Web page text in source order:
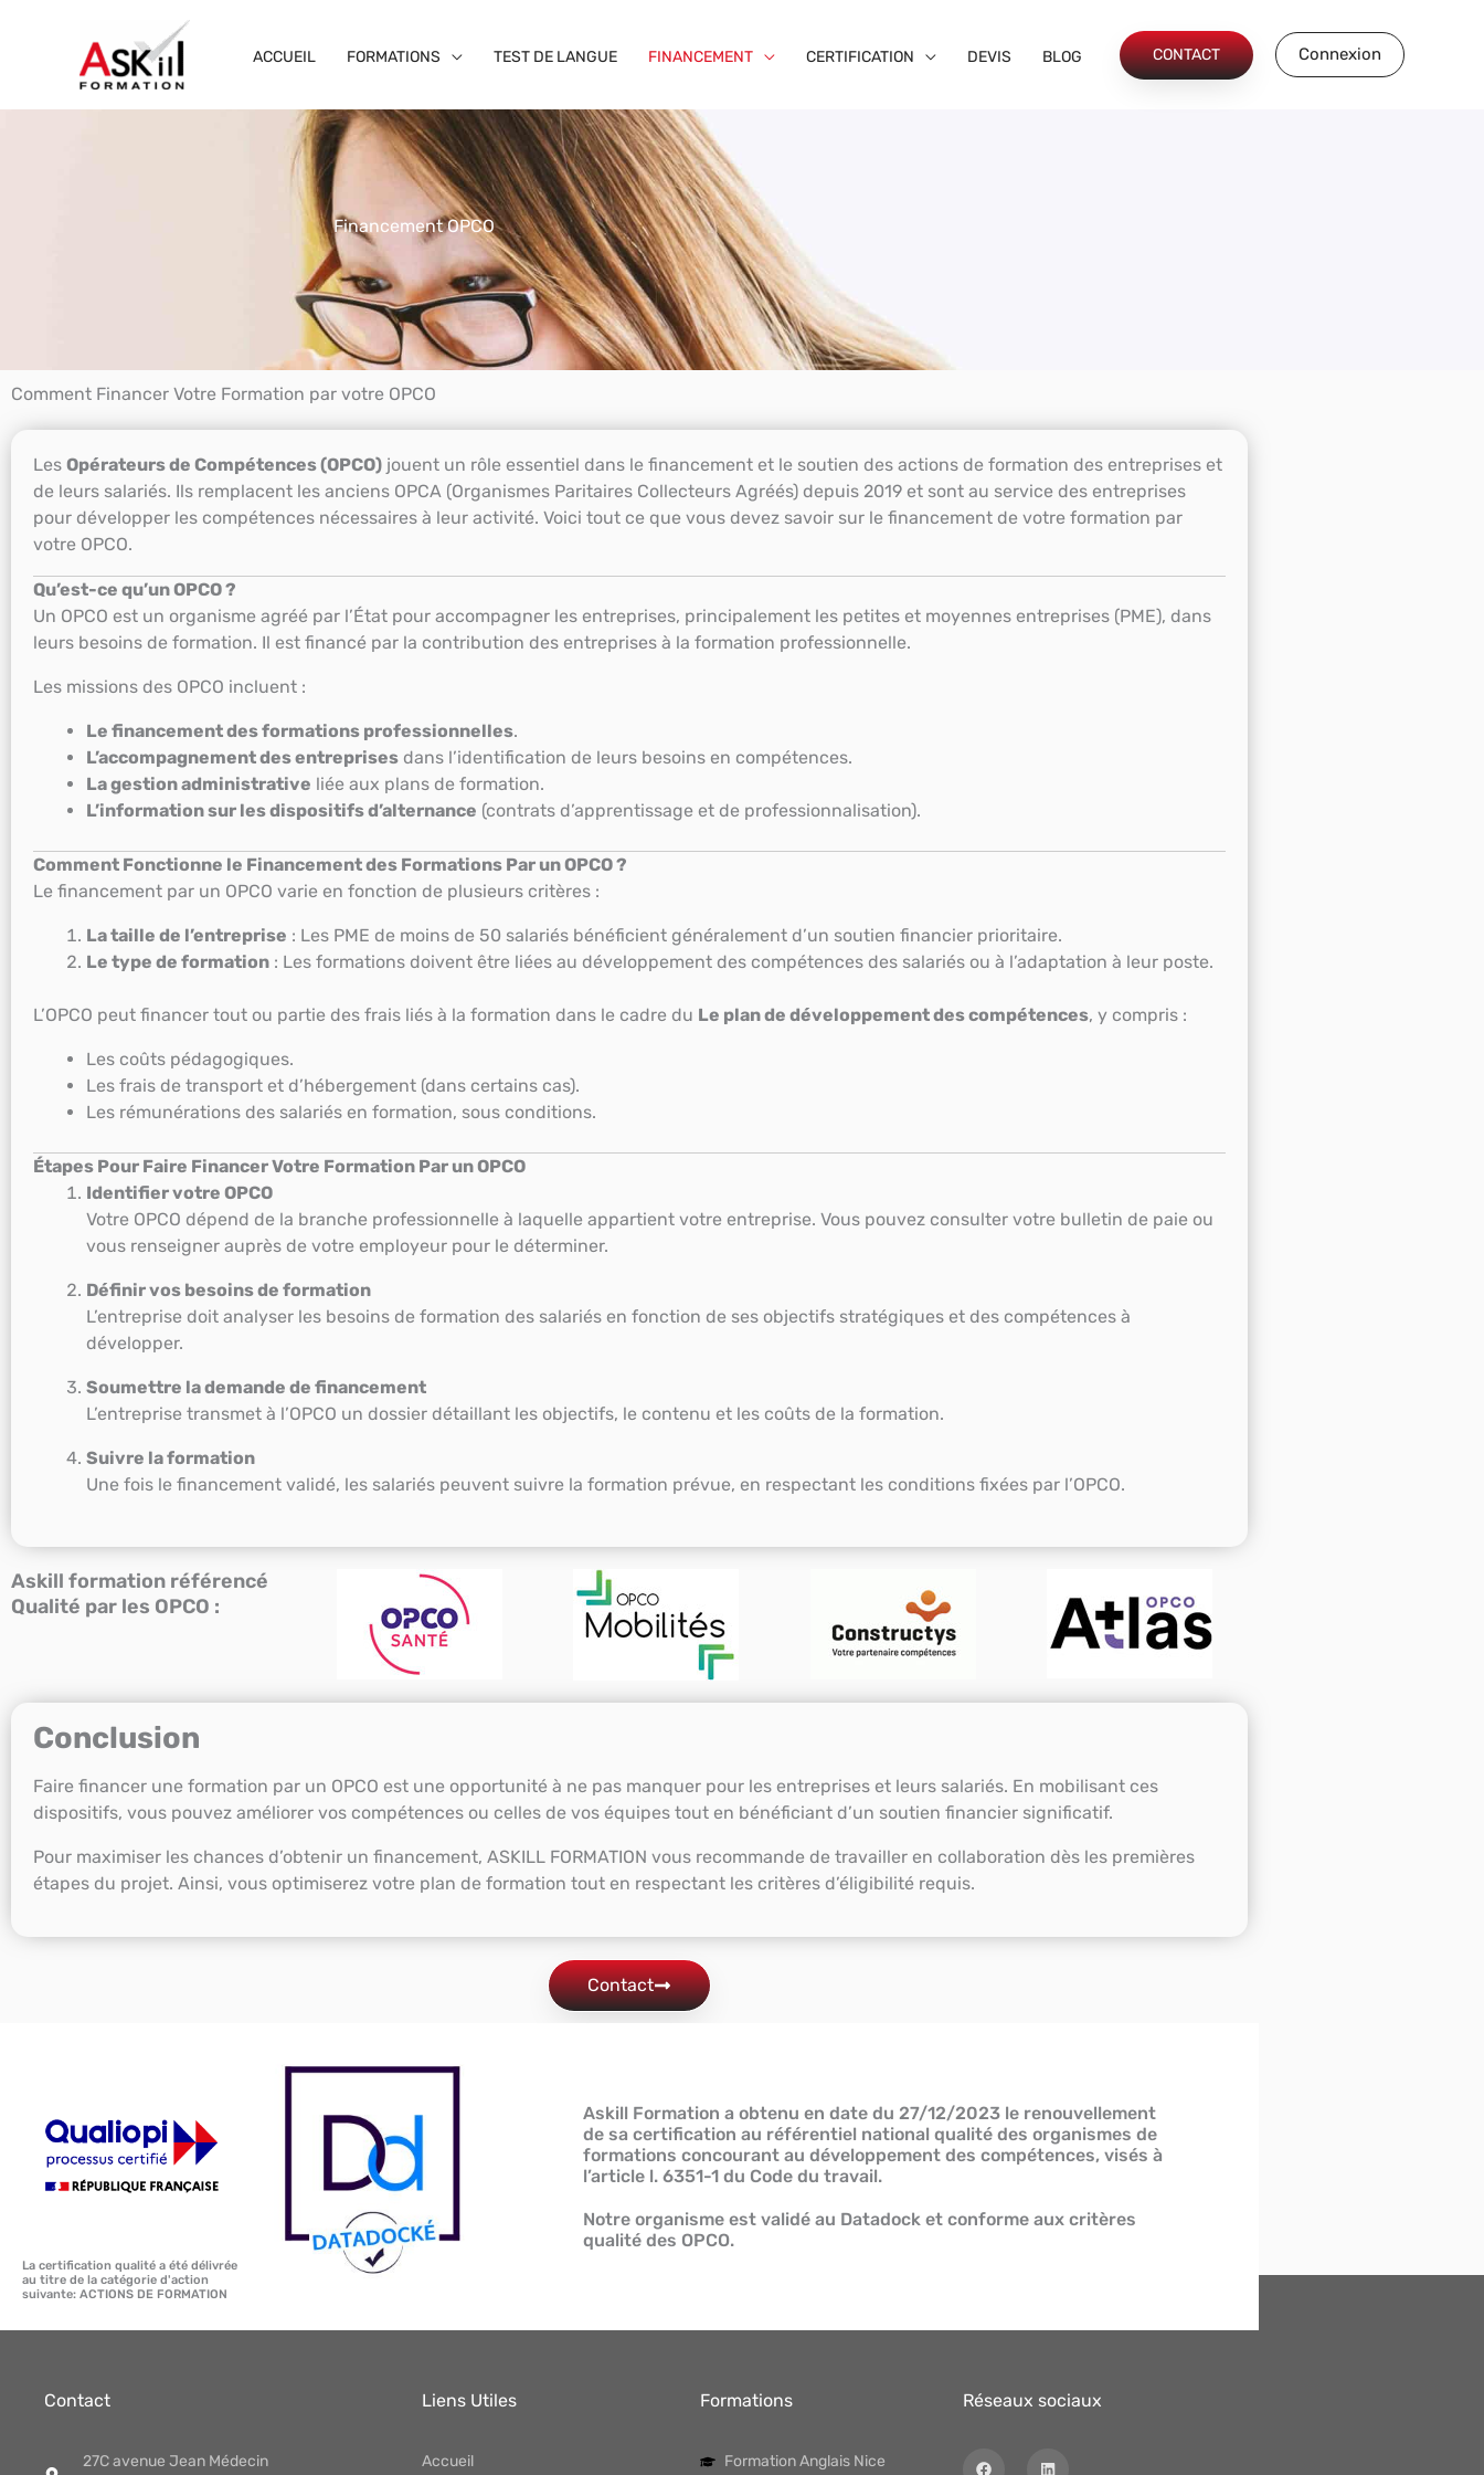
ACCUEIL FORMATIONS TEST DE LANGUE FINANCEMENT CERTIFICATION DEVIS BLOG CONTACT Connexion
Financement OPCO
Comment Financer Votre Formation par votre OPCO
Les Opérateurs de Compétences (OPCO) jouent un rôle essentiel dans le financement et le soutien des actions de formation des entreprises et
de leurs salariés. Ils remplacent les anciens OPCA (Organismes Paritaires Collecteurs Agréés) depuis 2019 et sont au service des entreprises
pour développer les compétences nécessaires à leur activité. Voici tout ce que vous devez savoir sur le financement de votre formation par
votre OPCO.
Qu’est-ce qu’un OPCO ?
Un OPCO est un organisme agréé par l’État pour accompagner les entreprises, principalement les petites et moyennes entreprises (PME), dans
leurs besoins de formation. Il est financé par la contribution des entreprises à la formation professionnelle.
Les missions des OPCO incluent :
Le financement des formations professionnelles.
L’accompagnement des entreprises dans l’identification de leurs besoins en compétences.
La gestion administrative liée aux plans de formation.
L’information sur les dispositifs d’alternance (contrats d’apprentissage et de professionnalisation).
Comment Fonctionne le Financement des Formations Par un OPCO ?
Le financement par un OPCO varie en fonction de plusieurs critères :
La taille de l’entreprise : Les PME de moins de 50 salariés bénéficient généralement d’un soutien financier prioritaire.
Le type de formation : Les formations doivent être liées au développement des compétences des salariés ou à l’adaptation à leur poste.
L’OPCO peut financer tout ou partie des frais liés à la formation dans le cadre du Le plan de développement des compétences, y compris :
Les coûts pédagogiques.
Les frais de transport et d’hébergement (dans certains cas).
Les rémunérations des salariés en formation, sous conditions.
Étapes Pour Faire Financer Votre Formation Par un OPCO
Identifier votre OPCO
Votre OPCO dépend de la branche professionnelle à laquelle appartient votre entreprise. Vous pouvez consulter votre bulletin de paie ou
vous renseigner auprès de votre employeur pour le déterminer.
Définir vos besoins de formation
L’entreprise doit analyser les besoins de formation des salariés en fonction de ses objectifs stratégiques et des compétences à
développer.
Soumettre la demande de financement
L’entreprise transmet à l’OPCO un dossier détaillant les objectifs, le contenu et les coûts de la formation.
Suivre la formation
Une fois le financement validé, les salariés peuvent suivre la formation prévue, en respectant les conditions fixées par l’OPCO.
Askill formation référencé
Qualité par les OPCO :
Conclusion
Faire financer une formation par un OPCO est une opportunité à ne pas manquer pour les entreprises et leurs salariés. En mobilisant ces
dispositifs, vous pouvez améliorer vos compétences ou celles de vos équipes tout en bénéficiant d’un soutien financier significatif.
Pour maximiser les chances d’obtenir un financement, ASKILL FORMATION vous recommande de travailler en collaboration dès les premières
étapes du projet. Ainsi, vous optimiserez votre plan de formation tout en respectant les critères d’éligibilité requis.
Contact
La certification qualité a été délivrée
au titre de la catégorie d'action
suivante: ACTIONS DE FORMATION
Askill Formation a obtenu en date du 27/12/2023 le renouvellement
de sa certification au référentiel national qualité des organismes de
formations concourant au développement des compétences, visés à
l’article l. 6351-1 du Code du travail.
Notre organisme est validé au Datadock et conforme aux critères
qualité des OPCO.
Contact
27C avenue Jean Médecin
Liens Utiles
Accueil
Formations
Formation Anglais Nice
Réseaux sociaux
a
i